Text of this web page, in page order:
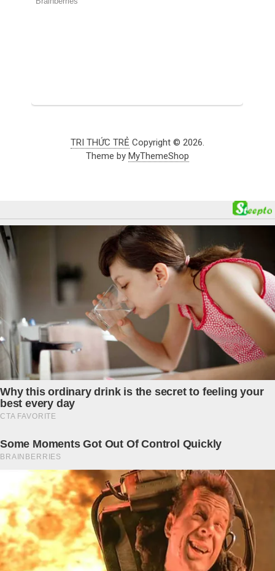
TRI THỨC TRẺ Copyright © 2026.
Theme by MyThemeShop